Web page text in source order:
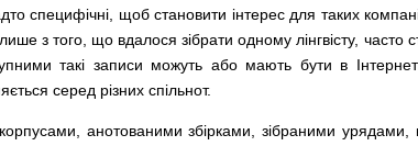
специфічні, щоб становити інтерес для таких
з того, що вдалося зібрати одному лінгвісту, часто
такі записи можуть або мають бути в
серед різних спільнот.
анотованими збірками, зібраними